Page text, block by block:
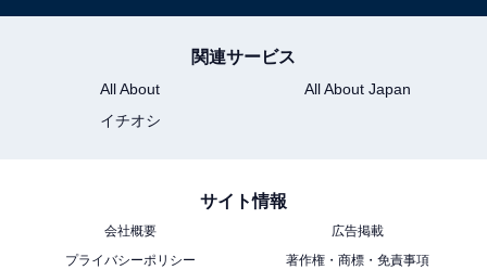
数をリサーチすると、1位は「4～5足」（32.6%）に。男
女別のランキングでは、女性は「6～9足」（37.5％）、
関連サービス
All About
All About Japan
イチオシ
サイト情報
会社概要
広告掲載
プライバシーポリシー
著作権・商標・免責事項